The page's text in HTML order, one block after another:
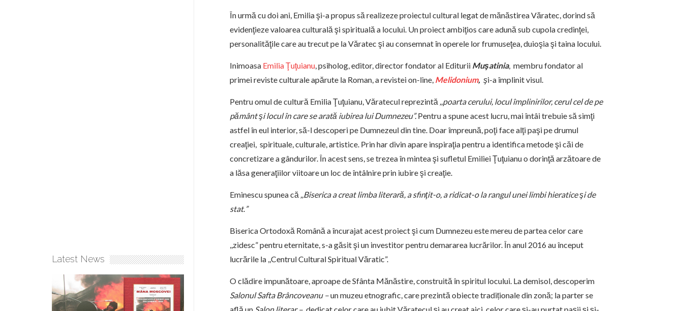
În urmă cu doi ani, Emilia şi-a propus să realizeze proiectul cultural legat de mănăstirea Văratec, dorind să
evidenţieze valoarea culturală şi spirituală a locului. Un proiect ambiţios care adună sub cupola credinţei,
personalităţile care au trecut pe la Văratec şi au consemnat în operele lor frumuseţea, duioşia şi taina locului.
Inimoasa Emilia Ţuţuianu, psiholog, editor, director fondator al Editurii Muşatinia, membru fondator al
primei reviste culturale apărute la Roman, a revistei on-line, Melidonium, şi-a împlinit visul.
Pentru omul de cultură Emilia Ţuţuianu, Văratecul reprezintă ,,poarta cerului, locul împlinirilor, cerul cel de pe
pământ şi locul în care se arată iubirea lui Dumnezeu”.Pentru a spune acest lucru, mai întâi trebuie să simţi
astfel în eul interior, să-l descoperi pe Dumnezeul din tine. Doar împreună, poţi face alţi paşi pe drumul
creaţiei, spirituale, culturale, artistice. Prin har divin apare inspiraţia pentru a identifica metode şi căi de
concretizare a gândurilor. În acest sens, se trezea în mintea şi sufletul Emiliei Ţuţuianu o dorinţă arzătoare de
a lăsa generaţiilor viitoare un loc de întâlnire prin iubire şi creaţie.
Eminescu spunea că ,,Biserica a creat limba literară, a sfinţit-o, a ridicat-o la rangul unei limbi hieratice şi de
stat.”
Biserica Ortodoxă Română a încurajat acest proiect şi cum Dumnezeu este mereu de partea celor care
,,zidesc” pentru eternitate, s-a găsit şi un investitor pentru demararea lucrărilor. În anul 2016 au început
lucrările la ,,Centrul Cultural Spiritual Văratic”.
O clădire impunătoare, aproape de Sfânta Mănăstire, construită în spiritul locului. La demisol, descoperim
Salonul Safta Brâncoveanu –un muzeu etnografic, care prezintă obiecte tradiționale din zonă; la parter se
Latest News